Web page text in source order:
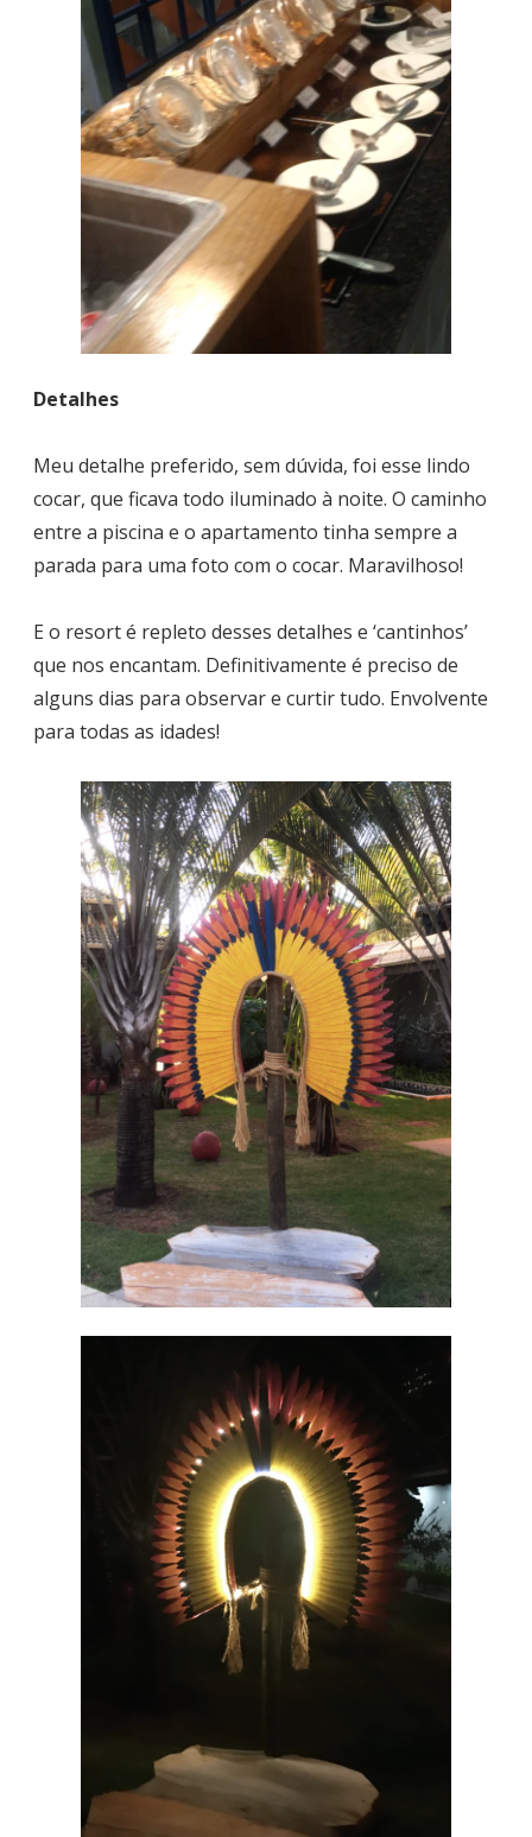
Detalhes
Meu detalhe preferido, sem dúvida, foi esse lindo
cocar, que ficava todo iluminado à noite. O caminho
entre a piscina e o apartamento tinha sempre a
parada para uma foto com o cocar. Maravilhoso!
E o resort é repleto desses detalhes e ‘cantinhos’
que nos encantam. Definitivamente é preciso de
alguns dias para observar e curtir tudo. Envolvente
para todas as idades!